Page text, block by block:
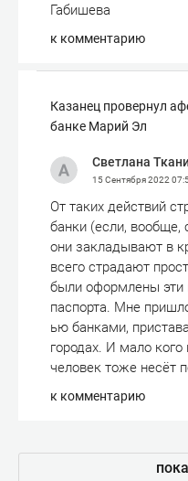
Габишева
к комментарию
Казанец провернул
банке Марий Эл
Светлана
15 Сентября 2022
От таких действий
банки (если, вообще,
они закладывают в
всего страдают
были оформлены эти
паспорта. Мне
ью банками,
городах. И мало кого
человек тоже несёт
к комментарию